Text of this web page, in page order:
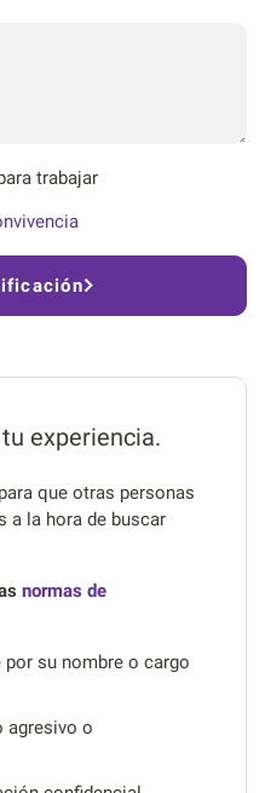
trabajar
experiencia.
que otras personas
a la hora de buscar
normas de
su nombre o cargo
agresivo o